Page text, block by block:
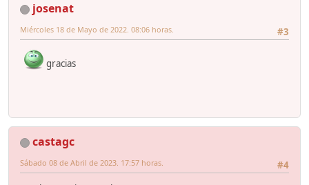
josenat
#3
Miércoles 18 de Mayo de 2022. 08:06 horas.
gracias
castagc
#4
Sábado 08 de Abril de 2023. 17:57 horas.